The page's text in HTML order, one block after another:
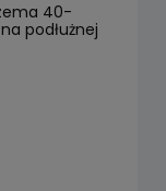
40-
podłużnej